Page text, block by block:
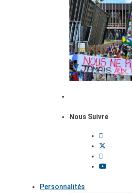
Nous Suivre
Personnalités